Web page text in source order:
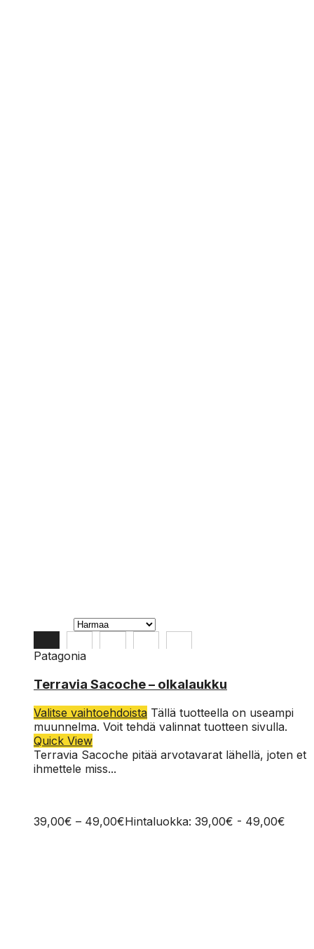
Patagonia
Terravia Sacoche – olkalaukku
Valitse vaihtoehdoista Tällä tuotteella on useampi
muunnelma. Voit tehdä valinnat tuotteen sivulla.
Quick View
Terravia Sacoche pitää arvotavarat lähellä, joten et
ihmettele miss...
39,00€ – 49,00€Hintaluokka: 39,00€ - 49,00€